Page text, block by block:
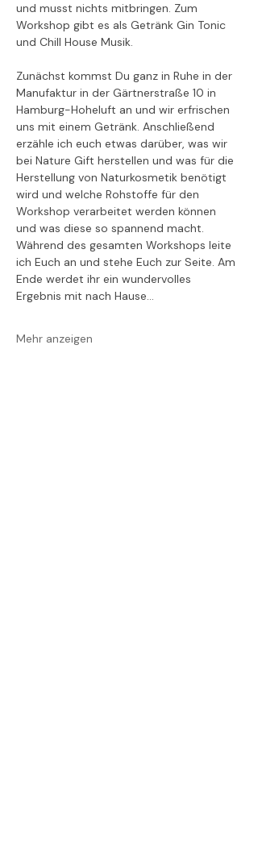
und musst nichts mitbringen. Zum
Workshop gibt es als Getränk Gin Tonic
und Chill House Musik.
Zunächst kommst Du ganz in Ruhe in der
Manufaktur in der Gärtnerstraße 10 in
Hamburg-Hoheluft an und wir erfrischen
uns mit einem Getränk. Anschließend
erzähle ich euch etwas darüber, was wir
bei Nature Gift herstellen und was für die
Herstellung von Naturkosmetik benötigt
wird und welche Rohstoffe für den
Workshop verarbeitet werden können
und was diese so spannend macht.
Während des gesamten Workshops leite
ich Euch an und stehe Euch zur Seite. Am
Ende werdet ihr ein wundervolles
Ergebnis mit nach Hause…
Mehr anzeigen